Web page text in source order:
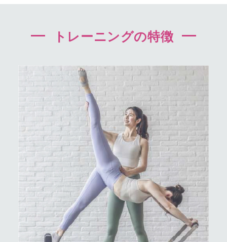
トレーニングの特徴